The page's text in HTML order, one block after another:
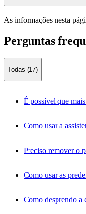
As informações nesta
Perguntas
Todas (17)
É possível que
Como usar a
Preciso remover o
Como usar as
Como desprendo a